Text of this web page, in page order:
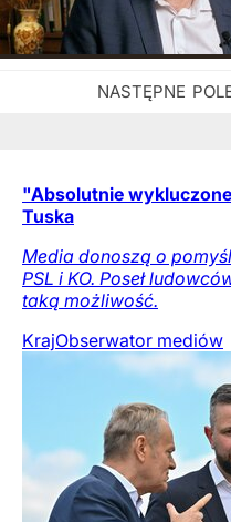
"Absolutnie
Tuska
Media donoszą o
PSL i KO. Poseł
taką możliwość.
KrajObserwator mediów